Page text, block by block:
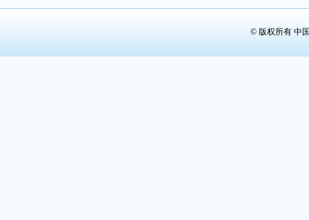
© 版权所有 中